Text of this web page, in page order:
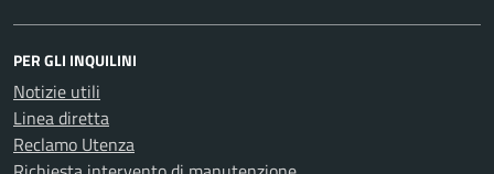
PER GLI INQUILINI
Notizie utili
Linea diretta
Reclamo Utenza